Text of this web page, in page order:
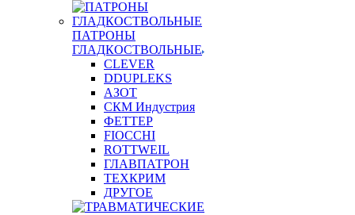
ПАТРОНЫ
ГЛАДКОСТВОЛЬНЫЕ
CLEVER
DDUPLEKS
АЗОТ
СКМ Индустрия
ФЕТТЕР
FIOCCHI
ROTTWEIL
ГЛАВПАТРОН
ТЕХКРИМ
ДРУГОЕ